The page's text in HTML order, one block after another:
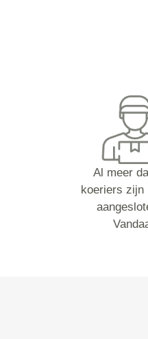
Al meer
koeriers zijn